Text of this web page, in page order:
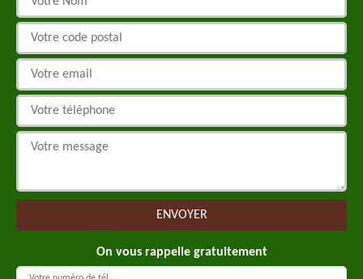
On vous rappelle gratuitement